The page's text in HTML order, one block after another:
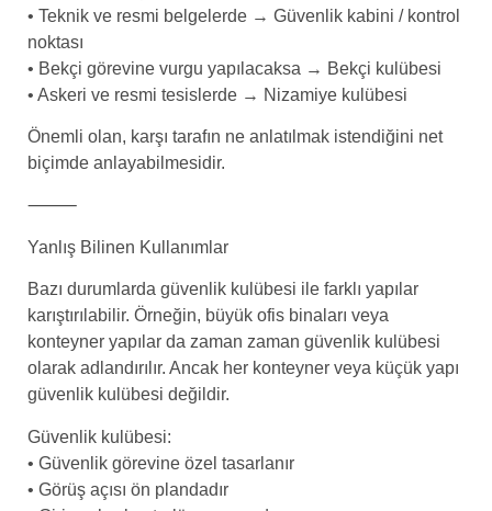
• Teknik ve resmi belgelerde → Güvenlik kabini / kontrol
noktası
• Bekçi görevine vurgu yapılacaksa → Bekçi kulübesi
• Askeri ve resmi tesislerde → Nizamiye kulübesi
Önemli olan, karşı tarafın ne anlatılmak istendiğini net
biçimde anlayabilmesidir.
⸻
Yanlış Bilinen Kullanımlar
Bazı durumlarda güvenlik kulübesi ile farklı yapılar
karıştırılabilir. Örneğin, büyük ofis binaları veya
konteyner yapılar da zaman zaman güvenlik kulübesi
olarak adlandırılır. Ancak her konteyner veya küçük yapı
güvenlik kulübesi değildir.
Güvenlik kulübesi:
• Güvenlik görevine özel tasarlanır
• Görüş açısı ön plandadır